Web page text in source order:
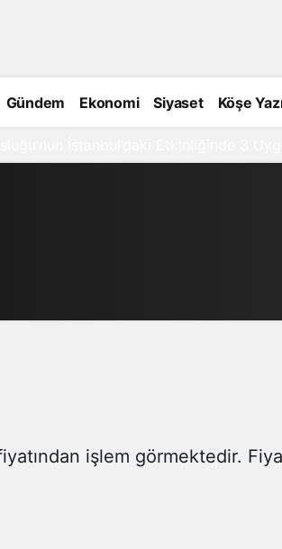
Gündem Ekonomi Siyaset Köşe
işlem görmektedir.